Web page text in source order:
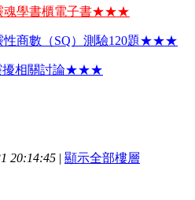
學書櫃電子書★★★
商數（SQ）測驗120題★★★
擾相關討論★★★
20:14:45 | 顯示全部樓層